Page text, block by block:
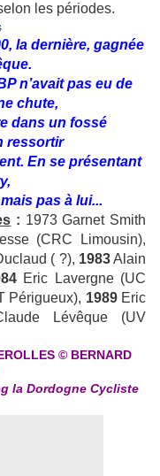
les périodes.
la dernière, gagnée
n’avait pas eu de
chute,
dans un fossé
ressortir
En se présentant
pas à lui...
: 1973 Garnet Smith
(CRC Limousin),
( ?), 1983Alain
Eric Lavergne (UC
Périgueux), 1989Eric
Lévêque (UV
© BERNARD
la Dordogne Cycliste